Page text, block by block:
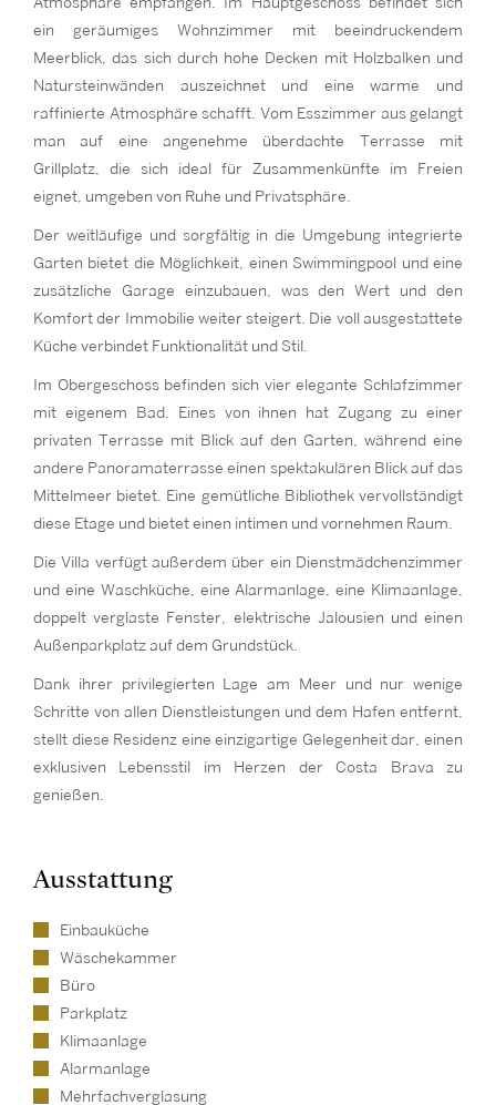
ein geräumiges Wohnzimmer mit beeindruckendem
Meerblick, das sich durch hohe Decken mit Holzbalken und
Natursteinwänden auszeichnet und eine warme und
raffinierte Atmosphäre schafft. Vom Esszimmer aus gelangt
man auf eine angenehme überdachte Terrasse mit
Grillplatz, die sich ideal für Zusammenkünfte im Freien
eignet, umgeben von Ruhe und Privatsphäre.
Der weitläufige und sorgfältig in die Umgebung integrierte
Garten bietet die Möglichkeit, einen Swimmingpool und eine
zusätzliche Garage einzubauen, was den Wert und den
Komfort der Immobilie weiter steigert. Die voll ausgestattete
Küche verbindet Funktionalität und Stil.
Im Obergeschoss befinden sich vier elegante Schlafzimmer
mit eigenem Bad. Eines von ihnen hat Zugang zu einer
privaten Terrasse mit Blick auf den Garten, während eine
andere Panoramaterrasse einen spektakulären Blick auf das
Mittelmeer bietet. Eine gemütliche Bibliothek vervollständigt
diese Etage und bietet einen intimen und vornehmen Raum.
Die Villa verfügt außerdem über ein Dienstmädchenzimmer
und eine Waschküche, eine Alarmanlage, eine Klimaanlage,
doppelt verglaste Fenster, elektrische Jalousien und einen
Außenparkplatz auf dem Grundstück.
Dank ihrer privilegierten Lage am Meer und nur wenige
Schritte von allen Dienstleistungen und dem Hafen entfernt,
stellt diese Residenz eine einzigartige Gelegenheit dar, einen
exklusiven Lebensstil im Herzen der Costa Brava zu
genießen.
Ausstattung
Einbauküche
Wäschekammer
Büro
Parkplatz
Klimaanlage
Alarmanlage
Mehrfachverglasung